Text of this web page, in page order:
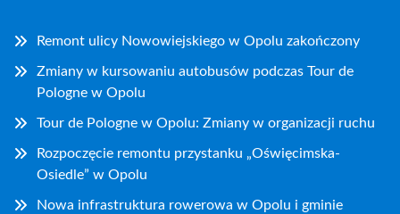
Remont ulicy Nowowiejskiego w Opolu zakończony
Zmiany w kursowaniu autobusów podczas Tour de
Pologne w Opolu
Tour de Pologne w Opolu: Zmiany w organizacji ruchu
Rozpoczęcie remontu przystanku „Oświęcimska-
Osiedle” w Opolu
Nowa infrastruktura rowerowa w Opolu i gminie